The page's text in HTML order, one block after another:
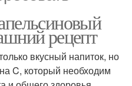
рецепт
вкусный напиток, но
C, который необходим